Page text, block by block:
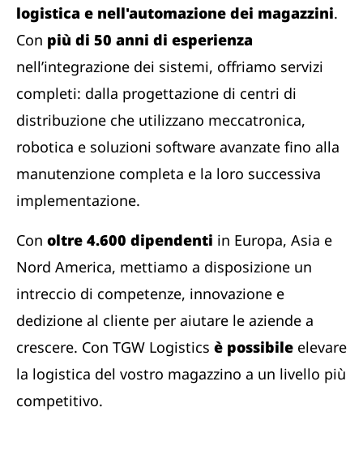
logistica e nell'automazione dei magazzini.
Con più di 50 anni di esperienza
nell’integrazione dei sistemi, offriamo servizi
completi: dalla progettazione di centri di
distribuzione che utilizzano meccatronica,
robotica e soluzioni software avanzate fino alla
manutenzione completa e la loro successiva
implementazione.
Con oltre 4.600 dipendenti in Europa, Asia e
Nord America, mettiamo a disposizione un
intreccio di competenze, innovazione e
dedizione al cliente per aiutare le aziende a
crescere. Con TGW Logistics è possibile elevare
la logistica del vostro magazzino a un livello più
competitivo.